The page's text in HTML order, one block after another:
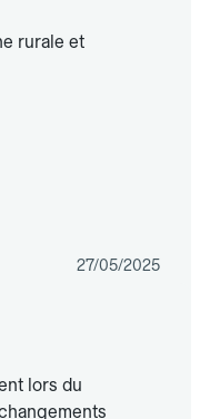
rurale et
27/05/2025
lors du